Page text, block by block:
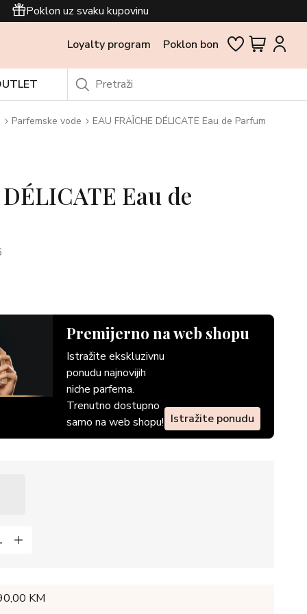
Poklon uz svaku kupovinu
Loyalty program Poklon bon
Parfemske vode EAU FRAÎCHE DÉLICATE Eau de Parfum
Eau de
Premijerno na web shopu
Istražite ekskluzivnu
ponudu najnovijih
niche parfema.
Trenutno dostupno
samo na web shopu! Istražite ponudu
KM